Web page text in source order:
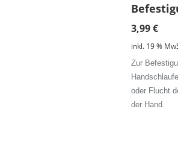
3,99€
inkl. 19 %
Zur
oder Flucht
der Hand.